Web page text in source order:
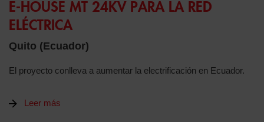
E-HOUSE MT 24KV PARA LA RED
ELÉCTRICA
Quito (Ecuador)
El proyecto conlleva a aumentar la electrificación en Ecuador.
Leer más